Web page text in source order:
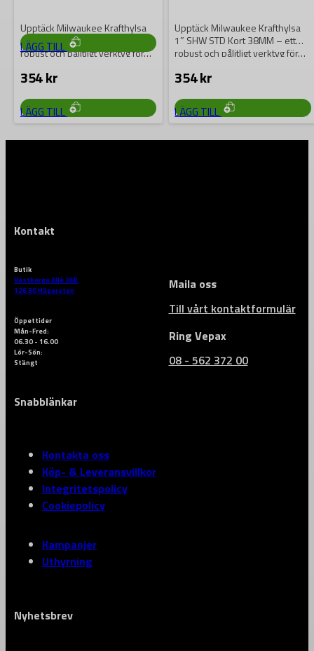
LÄGG TILL
Upptäck Milwaukee Krafthylsa
1″ SHW STD Kort 36MM – ett
robust och pålitligt verktyg för…
354kr
LÄGG TILL
Upptäck Milwaukee Krafthylsa
1″ SHW STD Kort 38MM – ett
robust och pålitligt verktyg för…
354kr
LÄGG TILL
Kontakt
Butik
Västberga Allé 36B
126 30 Hägersten
Maila oss
Till vårt kontaktformulär
Öppettider
Mån-Fred:
06.30 - 16.00
Lör-Sön:
Stängt
Ring Vepax
08 - 562 372 00
Snabblänkar
Kontakta oss
Köp- & Leveransvillkor
Integritetspolicy
Cookiepolicy
Kampanjer
Uthyrning
Nyhetsbrev